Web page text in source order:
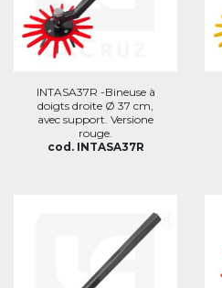
INTASA37R -Bineuse à
doigts droite Ø 37 cm,
avec support. Versione
rouge.
cod. INTASA37R